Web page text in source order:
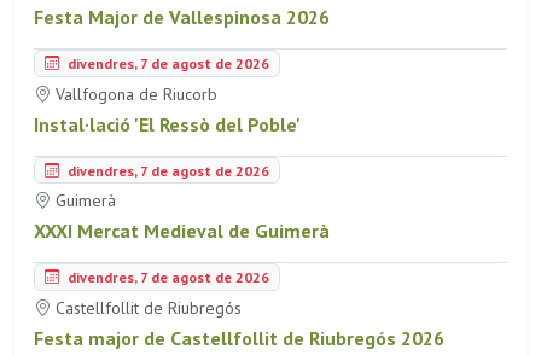
Festa Major de Vallespinosa 2026
divendres, 7 de agost de 2026
Vallfogona de Riucorb
Instal·lació 'El Ressò del Poble'
divendres, 7 de agost de 2026
Guimerà
XXXI Mercat Medieval de Guimerà
divendres, 7 de agost de 2026
Castellfollit de Riubregós
Festa major de Castellfollit de Riubregós 2026